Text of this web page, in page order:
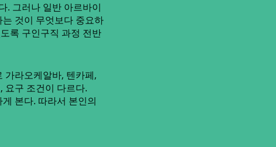
. 그러나 일반 아르바이
것이 무엇보다 중요하
록 구인구직 과정 전반
가라오케알바, 텐카페,
요구 조건이 다르다.
본다. 따라서 본인의